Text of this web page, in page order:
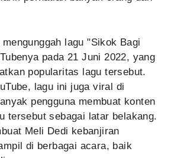
lagu "Sikok Bagi
pada 21 Juni 2022, yang
popularitas lagu tersebut.
lagu ini juga viral di
pengguna membuat konten
tersebut sebagai latar belakang.
Meli Dedi kebanjiran
di berbagai acara, baik